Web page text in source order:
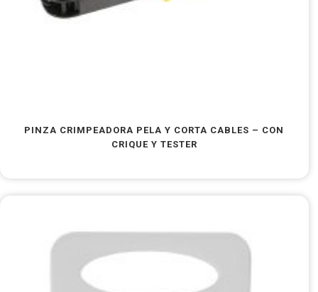
PINZA CRIMPEADORA PELA Y CORTA CABLES – CON
CRIQUE Y TESTER